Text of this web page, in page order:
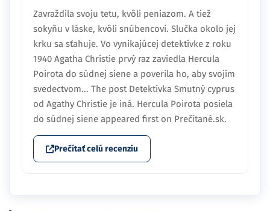
Zavraždila svoju tetu, kvôli peniazom. A tiež
sokyňu v láske, kvôli snúbencovi. Slučka okolo jej
krku sa sťahuje. Vo vynikajúcej detektívke z roku
1940 Agatha Christie prvý raz zaviedla Hercula
Poirota do súdnej siene a poverila ho, aby svojím
svedectvom... The post Detektívka Smutný cyprus
od Agathy Christie je iná. Hercula Poirota posiela
do súdnej siene appeared first on Prečítané.sk.
Prečítať celú recenziu